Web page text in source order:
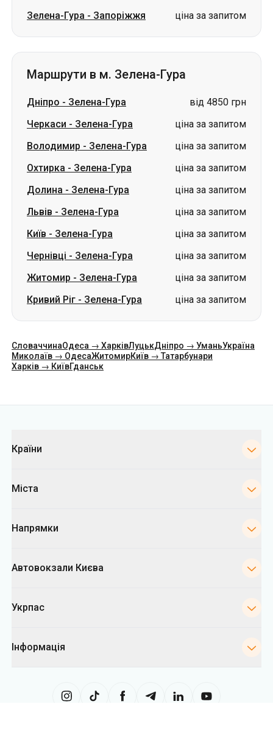
Зелена-Гура - Запоріжжя ціна за запитом
Маршрути в м. Зелена-Гура
Дніпро - Зелена-Гура
від 4850 грн
Черкаси - Зелена-Гура
ціна за запитом
Володимир - Зелена-Гура
ціна за запитом
Охтирка - Зелена-Гура
ціна за запитом
Долина - Зелена-Гура
ціна за запитом
Львів - Зелена-Гура
ціна за запитом
Київ - Зелена-Гура
ціна за запитом
Чернівці - Зелена-Гура
ціна за запитом
Житомир - Зелена-Гура
ціна за запитом
Кривий Ріг - Зелена-Гура ціна за запитом
СловаччинаОдеса → ХарківЛуцькДніпро → УманьУкраїна
Миколаїв → ОдесаЖитомирКиїв → Татарбунари
Харків → КиївГданськ
Країни
Міста
Напрямки
Автовокзали Києва
Укрпас
Інформація